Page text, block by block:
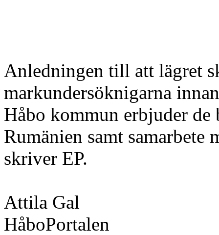
Anledningen till att lägret
markundersöknigarna
Håbo kommun erbjuder de
Rumänien samt samarbete
skriver EP.
Attila Gal
HåboPortalen